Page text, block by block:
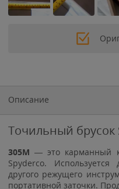
Описание
Точильный брусок
305M— это карманный
Spyderco.
другого режущего
портативной заточки.